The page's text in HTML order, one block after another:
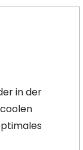
in der